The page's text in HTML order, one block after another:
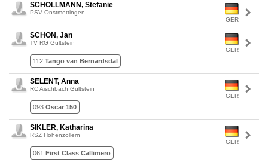
GER
SCHÖLLMANN, Stefanie
PSV Onstmettingen
GER
SCHON, Jan
TV RG Gültstein
112 Tango van Bernardsdal
GER
SELENT, Anna
RC Aischbach Gültstein
093 Oscar 150
GER
SIKLER, Katharina
RSZ Hohenzollern
061 First Class Callimero